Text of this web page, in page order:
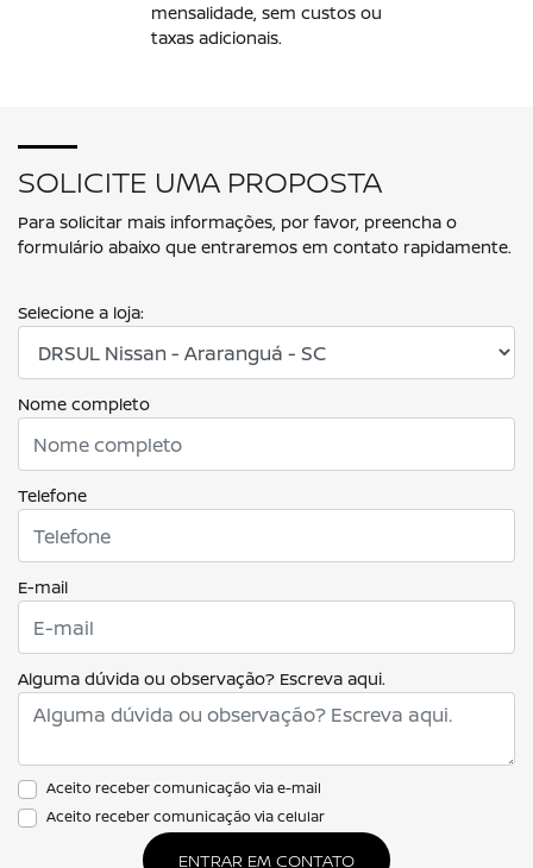
mensalidade, sem custos ou
taxas adicionais.
SOLICITE UMA PROPOSTA
Para solicitar mais informações, por favor, preencha o
formulário abaixo que entraremos em contato rapidamente.
Selecione a loja:
Nome completo
Telefone
E-mail
Alguma dúvida ou observação? Escreva aqui.
Aceito receber comunicação via e-mail
Aceito receber comunicação via celular
ENTRAR EM CONTATO